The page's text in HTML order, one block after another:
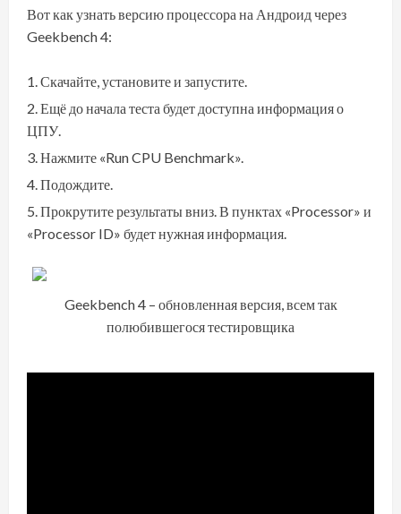
Вот как узнать версию процессора на Андроид через
Geekbench 4:
Скачайте, установите и запустите.
Ещё до начала теста будет доступна информация о
ЦПУ.
Нажмите «Run CPU Benchmark».
Подождите.
Прокрутите результаты вниз. В пунктах «Processor» и
«Processor ID» будет нужная информация.
Geekbench 4 – обновленная версия, всем так
полюбившегося тестировщика